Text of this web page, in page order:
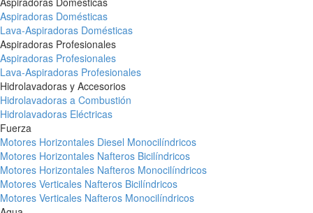
Aspiradoras Domésticas
Lava-Aspiradoras Domésticas
Aspiradoras Profesionales
Aspiradoras Profesionales
Lava-Aspiradoras Profesionales
Hidrolavadoras y Accesorios
Hidrolavadoras a Combustión
Hidrolavadoras Eléctricas
Fuerza
Motores Horizontales Diesel Monocilíndricos
Motores Horizontales Nafteros Bicilíndricos
Motores Horizontales Nafteros Monocilíndricos
Motores Verticales Nafteros Bicilíndricos
Motores Verticales Nafteros Monocilíndricos